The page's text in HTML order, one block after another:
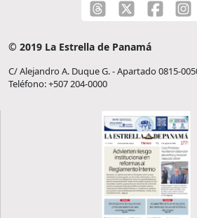
© 2019 La Estrella de Panamá
C/ Alejandro A. Duque G. - Apartado 0815-
Teléfono: +507 204-0000